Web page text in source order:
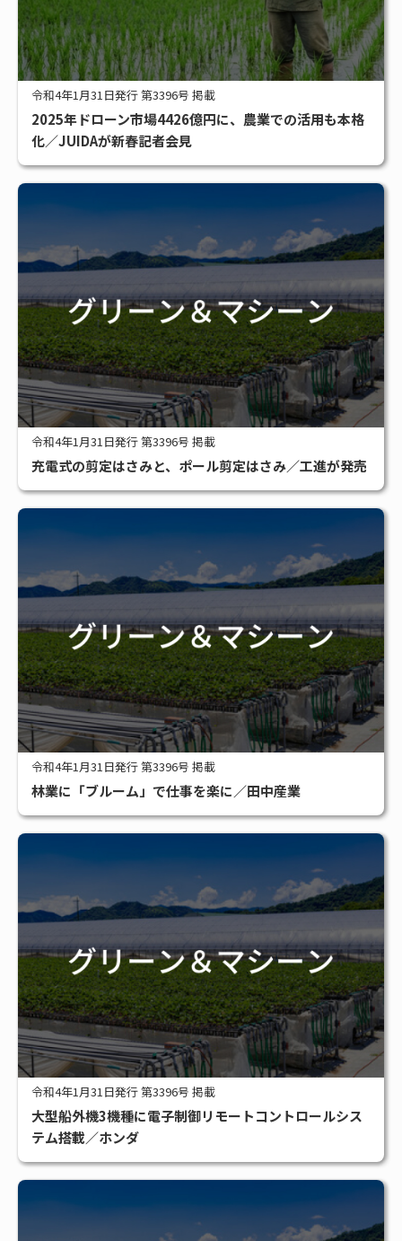
令和4年1月31日発行 第3396号 掲載
2025年ドローン市場4426億円に、農業での活用も本格
化／JUIDAが新春記者会見
令和4年1月31日発行 第3396号 掲載
充電式の剪定はさみと、ポール剪定はさみ／工進が発売
令和4年1月31日発行 第3396号 掲載
林業に「ブルーム」で仕事を楽に／田中産業
令和4年1月31日発行 第3396号 掲載
大型船外機3機種に電子制御リモートコントロールシス
テム搭載／ホンダ